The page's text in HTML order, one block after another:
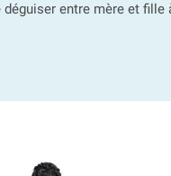
entre mère et fille